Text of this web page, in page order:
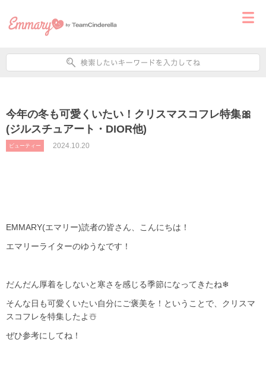
今年の冬も可愛くいたい！クリスマスコフレ特集🎀
(ジルスチュアート・DIOR他)
ビューティー 2024.10.20
EMMARY(エマリー)読者の皆さん、こんにちは！
エマリーライターのゆうなです！
だんだん厚着をしないと寒さを感じる季節になってきたね❄
そんな日も可愛くいたい自分にご褒美を！ということで、クリスマ
スコフレを特集したよ☃️
ぜひ参考にしてね！